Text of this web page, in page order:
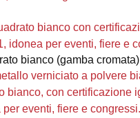
bianco (gamba cromata)